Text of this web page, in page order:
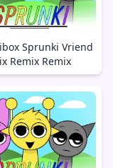
Sprunki Vriend
Remix Remix